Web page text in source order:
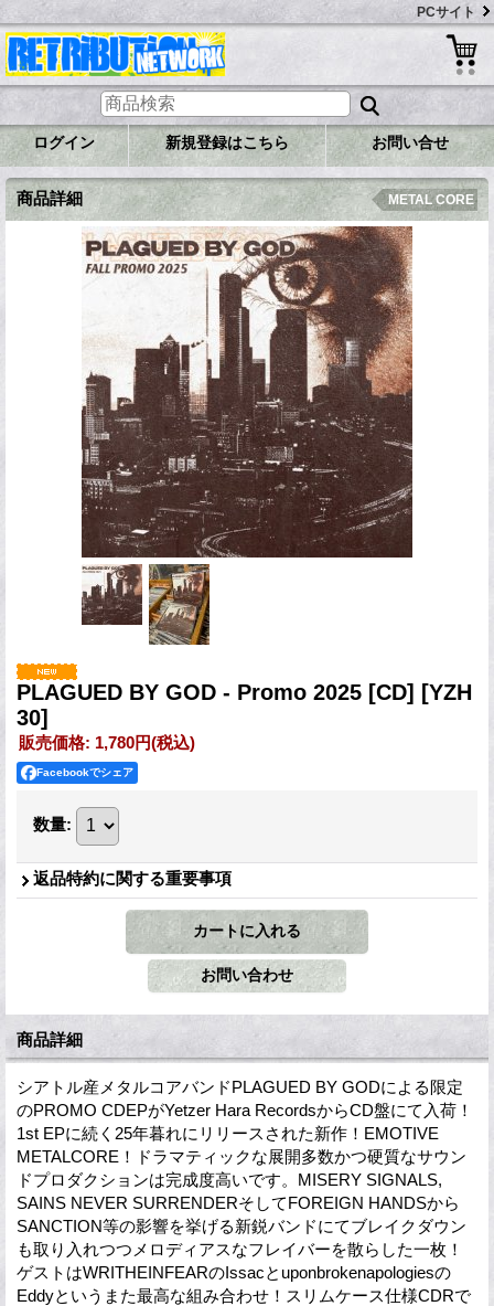
PCサイト
ログイン 新規登録はこちら お問い合せ
商品詳細 METAL CORE
PLAGUED BY GOD - Promo 2025 [CD] [YZH
30]
販売価格: 1,780円(税込)
Facebookでシェア
数量:
返品特約に関する重要事項
商品詳細
シアトル産メタルコアバンドPLAGUED BY GODによる限定
のPROMO CDEPがYetzer Hara RecordsからCD盤にて入荷！
1st EPに続く25年暮れにリリースされた新作！EMOTIVE
METALCORE！ドラマティックな展開多数かつ硬質なサウン
ドプロダクションは完成度高いです。MISERY SIGNALS,
SAINS NEVER SURRENDERそしてFOREIGN HANDSから
SANCTION等の影響を挙げる新鋭バンドにてブレイクダウン
も取り入れつつメロディアスなフレイバーを散らした一枚！
ゲストはWRITHEINFEARのIssacとuponbrokenapologiesの
Eddyというまた最高な組み合わせ！スリムケース仕様CDRで